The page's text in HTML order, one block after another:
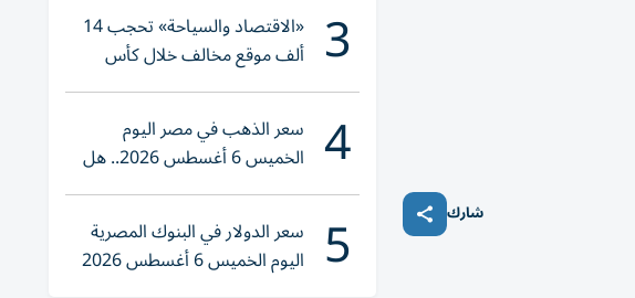
شارك
3 «الاقتصاد والسياحة» تحجب 14
ألف موقع مخالف خلال كأس
العالم 2026
4 سعر الذهب في مصر اليوم
الخميس 6 أغسطس 2026.. هل
تنوي الشراء؟
5 سعر الدولار في البنوك المصرية
اليوم الخميس 6 أغسطس 2026